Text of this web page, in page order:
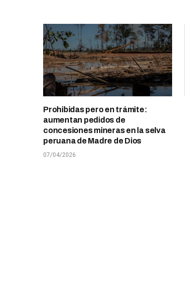
Prohibidas pero en trámite:
aumentan pedidos de
concesiones mineras en la selva
peruana de Madre de Dios
07/04/2026